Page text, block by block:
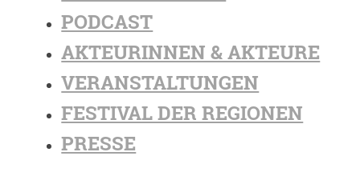
PODCAST
AKTEURINNEN & AKTEURE
VERANSTALTUNGEN
FESTIVAL DER REGIONEN
PRESSE